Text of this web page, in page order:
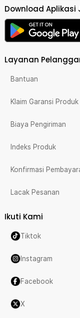
Download
Layanan
Bantuan
Klaim Garansi Produk
Biaya Pengiriman
Indeks Produk
Konfirmasi
Lacak Pesanan
Ikuti Kami
Tiktok
Instagram
Facebook
X